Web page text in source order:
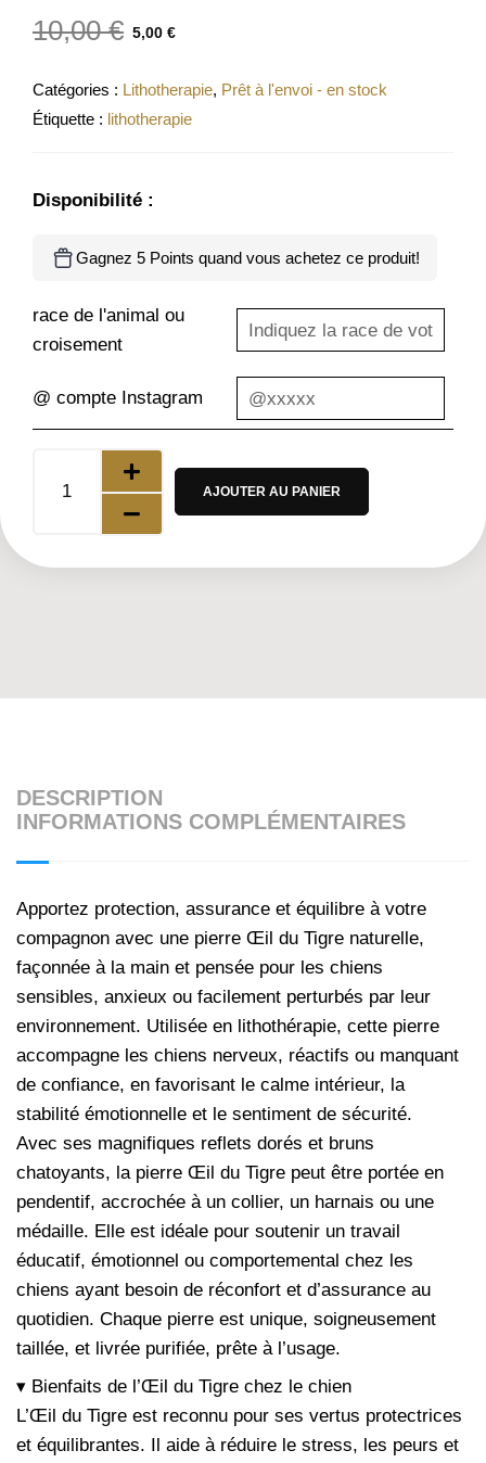
10,00€ 5,00 €
Catégories : Lithotherapie, Prêt à l'envoi - en stock
Étiquette : lithotherapie
Disponibilité :
Gagnez 5 Points quand vous achetez ce produit!
race de l'animal ou
croisement
@ compte Instagram
AJOUTER AU PANIER
DESCRIPTION
INFORMATIONS COMPLÉMENTAIRES
Apportez protection, assurance et équilibre à votre
compagnon avec une pierre Œil du Tigre naturelle,
façonnée à la main et pensée pour les chiens
sensibles, anxieux ou facilement perturbés par leur
environnement. Utilisée en lithothérapie, cette pierre
accompagne les chiens nerveux, réactifs ou manquant
de confiance, en favorisant le calme intérieur, la
stabilité émotionnelle et le sentiment de sécurité.
Avec ses magnifiques reflets dorés et bruns
chatoyants, la pierre Œil du Tigre peut être portée en
pendentif, accrochée à un collier, un harnais ou une
médaille. Elle est idéale pour soutenir un travail
éducatif, émotionnel ou comportemental chez les
chiens ayant besoin de réconfort et d’assurance au
quotidien. Chaque pierre est unique, soigneusement
taillée, et livrée purifiée, prête à l’usage.
▾ Bienfaits de l’Œil du Tigre chez le chien
L’Œil du Tigre est reconnu pour ses vertus protectrices
et équilibrantes. Il aide à réduire le stress, les peurs et